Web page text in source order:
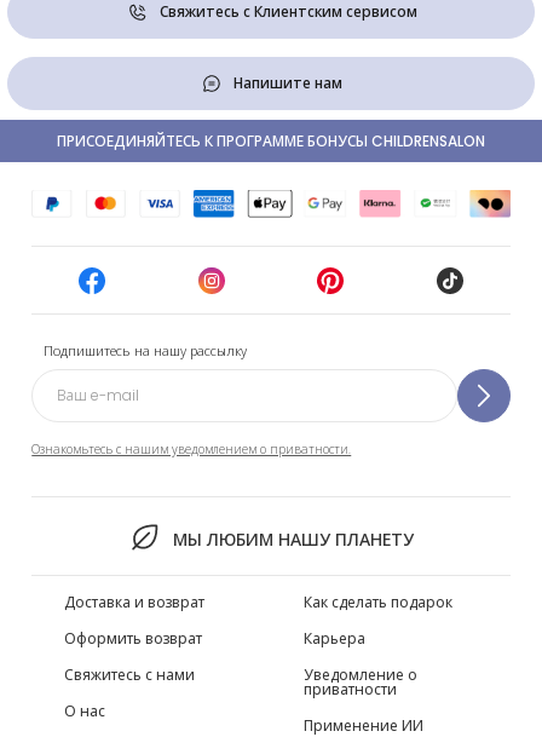
Свяжитесь с Клиентским сервисом
Напишите нам
Подпишитесь на нашу рассылку
Ознакомьтесь с нашим уведомлением о приватности.
МЫ ЛЮБИМ НАШУ ПЛАНЕТУ
ПРИСОЕДИНЯЙТЕСЬ К ПРОГРАММЕ БОНУСЫ CHILDRENSALON
Доставка и возврат
Оформить возврат
Свяжитесь с нами
О нас
Как сделать подарок
Карьера
Уведомление о
приватности
Применение ИИ